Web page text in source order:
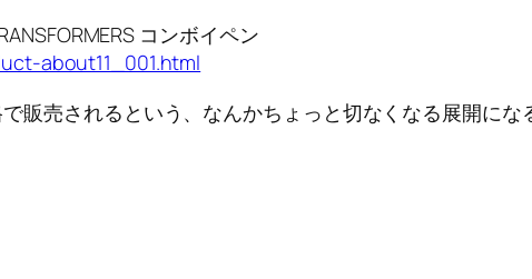
コンボイペン
about11_001.html
販売されるという、なんかちょっと切なくなる展開にな